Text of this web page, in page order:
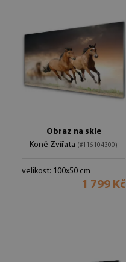
Obraz na skle
Koně Zvířata (#116104300)
velikost: 100x50 cm
1 799 Kč